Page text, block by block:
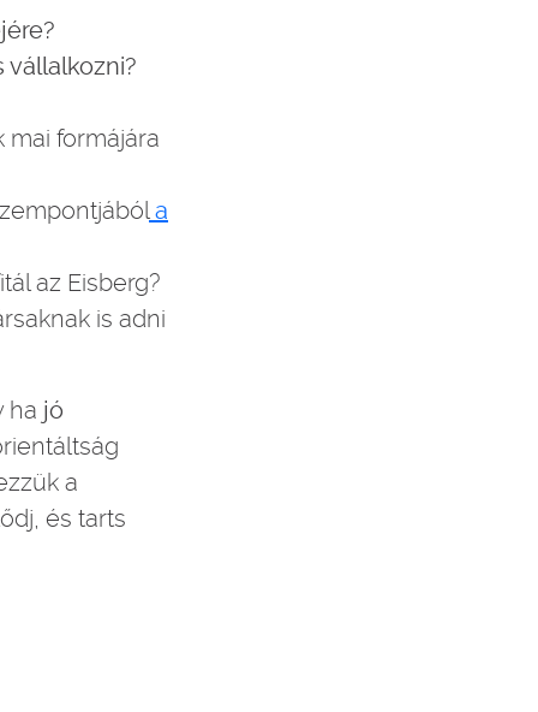
mai formájára
a
az Eisberg?
is adni
ha jó
a
és tarts